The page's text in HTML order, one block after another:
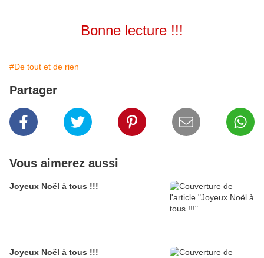
Bonne lecture !!!
#De tout et de rien
Partager
Vous aimerez aussi
Joyeux Noël à tous !!!
Joyeux Noël à tous !!!